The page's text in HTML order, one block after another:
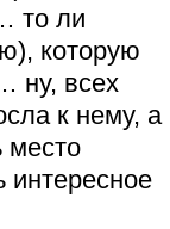
то ли
которую
ну, всех
к нему, а
место
интересное